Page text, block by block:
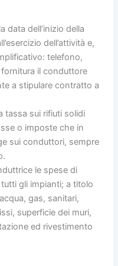
data dell’inizio della
dell’attività e,
telefono,
il conduttore
a stipulare contratto a
tassa sui rifiuti solidi
o imposte che in
sui conduttori, sempre
le spese di
gli impianti; a titolo
gas, sanitari,
superficie dei muri,
ed rivestimento